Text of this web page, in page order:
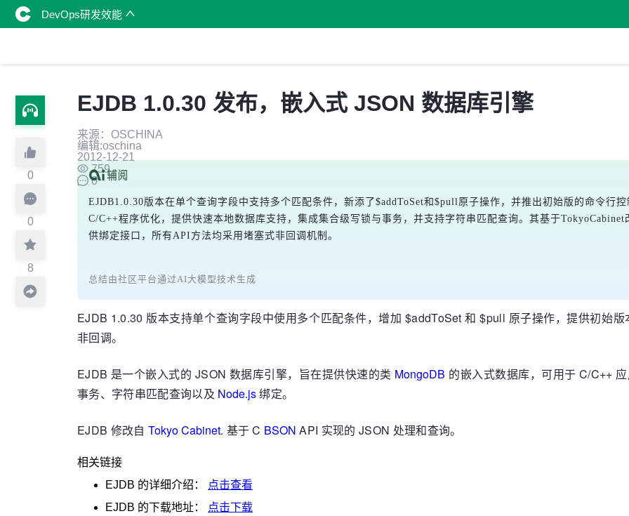
DevOps研发效能
0
0
8
EJDB 1.0.30 发布，嵌入式 JSON 数据库引擎
来源：OSCHINA
编辑:oschina
2012-12-21
759
0
EJDB1.0.30版本在单个查询字段中支持多个匹配条件，新添了$addToSet和$pull原子操作，并推出初始版的命令行
C/C++程序优化，提供快速本地数据库支持，集成集合级写锁与事务，并支持字符串匹配查询。其基于
供绑定接口，所有API方法均采用堵塞式非回调机制。
总结由社区平台通过AI大模型技术生成
EJDB 1.0.30 版本支持单个查询字段中使用多个匹配条件，增加 $addToSet 和 $pull 原子操作，提供初始
非回调。
EJDB 是一个嵌入式的 JSON 数据库引擎，旨在提供快速的类 MongoDB 的嵌入式数据库，可用于 C/C++
事务、字符串匹配查询以及 Node.js绑定。
EJDB 修改自 Tokyo Cabinet. 基于 C BSON API 实现的 JSON 处理和查询。
相关链接
EJDB 的详细介绍：
点击查看
EJDB 的下载地址： 点击下载